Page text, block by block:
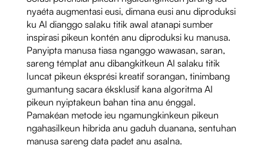
nyaéta augmentasi eusi, dimana eusi anu diproduksi
ku AI dianggo salaku titik awal atanapi sumber
inspirasi pikeun kontén anu diproduksi ku manusa.
Panyipta manusa tiasa nganggo wawasan, saran,
sareng témplat anu dibangkitkeun AI salaku titik
luncat pikeun éksprési kreatif sorangan, tinimbang
gumantung sacara éksklusif kana algoritma AI
pikeun nyiptakeun bahan tina anu énggal.
Pamakéan metode ieu ngamungkinkeun pikeun
ngahasilkeun hibrida anu gaduh duanana, sentuhan
manusa sareng data padet anu asalna.